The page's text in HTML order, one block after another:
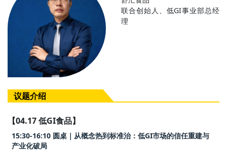
联合创始人、低GI事业部总经
理
议题介绍
【04.17 低GI食品】
15:30-16:10 圆桌｜从概念热到标准治：低GI市场的信任重建与
产业化破局